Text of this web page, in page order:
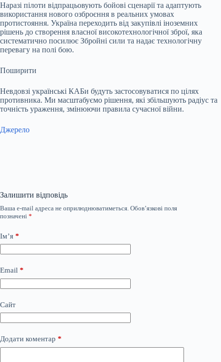
Наразі пілоти відпрацьовують бойові сценарії та адаптують
використання нового озброєння в реальних умовах
протистояння. Україна переходить від закупівлі іноземних
рішень до створення власної високотехнологічної зброї, яка
систематично посилює Збройні сили та надає технологічну
перевагу на полі бою.
Поширити
Невдовзі українські КАБи будуть застосовуватися по цілях
противника. Ми масштабуємо рішення, які збільшують радіус та
точність ураження, змінюючи правила сучасної війни.
Джерело
Залишити відповідь
Ваша e-mail адреса не оприлюднюватиметься. Обов’язкові поля
позначені *
Ім’я *
Email *
Сайт
Додати коментар *